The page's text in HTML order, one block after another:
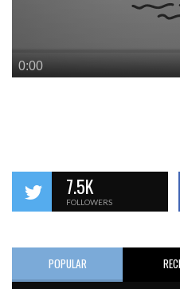
7.5K
FOLLOWERS
POPULAR